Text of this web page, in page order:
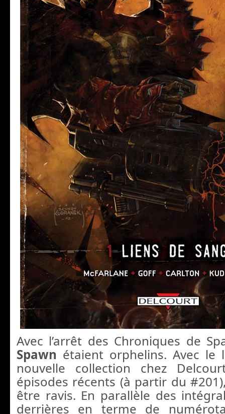
Avec l’arrêt des Chroniques de
Spawn étaient orphelins. Avec le
nouvelle collection chez
épisodes récents (à partir du
être ravis. En parallèle des
derrières en terme de